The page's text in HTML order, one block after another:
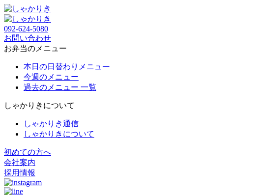
092-624-5080
お問い合わせ
お弁当のメニュー
本日の日替わりメニュー
今週のメニュー
過去のメニュー 一覧
しゃかりきについて
しゃかりき通信
しゃかりきについて
初めての方へ
会社案内
採用情報